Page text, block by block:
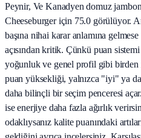
Peynir, Ve Kanadyen domuz
Cheeseburger için 75.0 görülüyor.
başına nihai karar anlamına
açısından kritik. Çünkü puan
yoğunluk ve genel profil gibi birden
puan yüksekliği, yalnızca "iyi" ya
daha bilinçli bir seçim penceresi
ise enerjiye daha fazla ağırlık
odaklıysanız kalite puanındaki